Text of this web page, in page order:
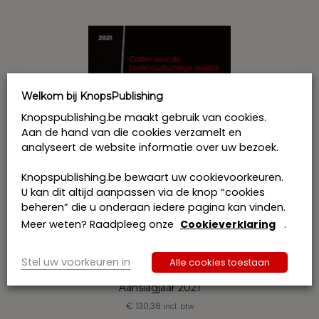
Codex voor de boekhoudkundige
praktijk – Fundamentele wetgeving –
Aanslagjaar 2021
€ 130,38 incl. btw
Welkom bij KnopsPublishing
Knopspublishing.be maakt gebruik van cookies.
Aan de hand van die cookies verzamelt en
analyseert de website informatie over uw bezoek.
Knopspublishing.be bewaart uw cookievoorkeuren.
U kan dit altijd aanpassen via de knop “cookies
beheren” die u onderaan iedere pagina kan vinden.
Meer weten? Raadpleeg onze Cookieverklaring .
Stel uw voorkeuren in Alle cookies toestaan